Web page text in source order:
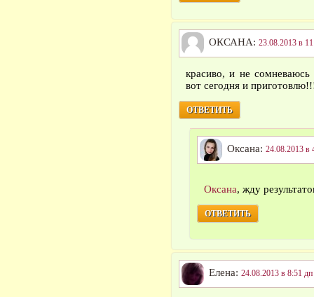
ОКСАНА: 23.08.2013 в
красиво, и не сомневаюсь
вот сегодня и
ОТВЕТИТЬ
Оксана: 24.08.2013 в
Оксана, жду
ОТВЕТИТЬ
Елена: 24.08.2013 в 8:51 дп